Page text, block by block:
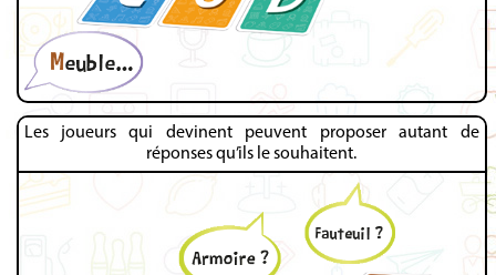
Les joueurs qui devinent peuvent proposer autant de
réponses qu’ils le souhaitent.